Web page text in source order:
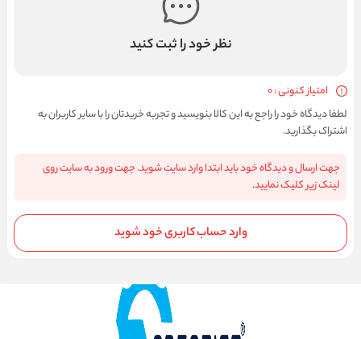
نظر خود را ثبت کنید
امتیاز کنونی : 0
لطفا دیدگاه خود را راجع به این کالا بنویسید و تجربه خریدتان را با سایر کاربران به
اشتراک بگذارید.
جهت ارسال و دیدگاه خود باید ابتدا وارد سایت شوید. جهت ورود به سایت روی
لینک زیر کلیک نمایید.
وارد حساب کاربری خود شوید